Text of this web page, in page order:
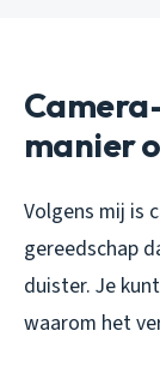
manier
Volgens mij is
gereedschap
duister. Je
waarom het